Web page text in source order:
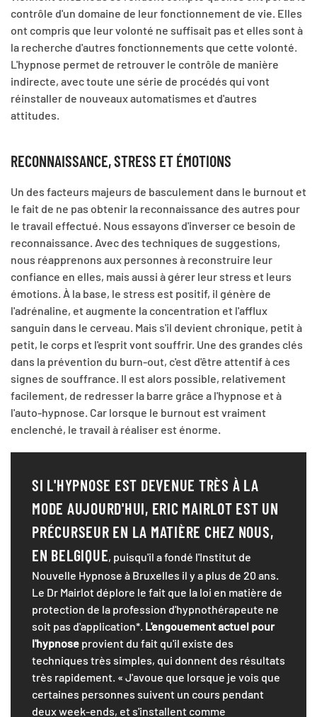
contrôle d'un domaine de leur fonctionnement de vie. Elles
ont compris que leur volonté ne suffisait pas et elles sont à
la recherche d'autres fonctionnements que cette volonté.
L'hypnose permet de retrouver le contrôle de manière
indirecte, avec toute une série de procédés qui vont
réinstaller de nouveaux automatismes et d'autres
attitudes.
RECONNAISSANCE, STRESS ET ÉMOTIONS
Un des facteurs majeurs de basculement dans le burnout et
le fait de ne pas obtenir la reconnaissance des autres pour
le travail effectué. Nous essayons d'inverser ce besoin de
reconnaissance. Avec des techniques de suggestions,
nous réapprenons aux personnes à reconstruire leur
confiance en elles, mais aussi à gérer leur stress et leurs
émotions. À la base, le stress est positif, il génère de
l'adrénaline, et augmente la concentration et l'afflux
sanguin dans le cerveau. Mais s'il devient chronique, petit à
petit, le corps et l'esprit vont souffrir. Une des grandes clés
dans la prévention du burn-out, c'est d'être attentif à ces
signes de souffrance. Il est alors possible, relativement
facilement, de redresser la barre grâce a l'hypnose et à
l'auto-hypnose. Car lorsque le burnout est vraiment
enclenché, le travail à réaliser est énorme.
SI L'HYPNOSE EST DEVENUE TRÈS À LA
MODE AUJOURD'HUI, ERIC MAIRLOT EST UN
PRÉCURSEUR EN LA MATIÈRE CHEZ NOUS,
EN BELGIQUE, puisqu'il a fondé l'Institut de
Nouvelle Hypnose à Bruxelles il y a plus de 20 ans.
Le Dr Mairlot déplore le fait que la loi en matière de
protection de la profession d'hypnothérapeute ne
soit pas d'application*. L'engouement actuel pour
l'hypnose provient du fait qu'il existe des
techniques très simples, qui donnent des résultats
très rapidement. « J'avoue que lorsque je vois que
certaines personnes suivent un cours pendant
deux week-ends, et s'installent comme